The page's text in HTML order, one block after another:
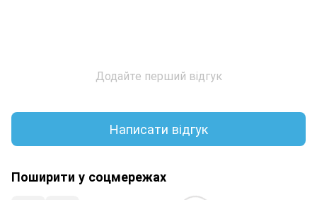
Додайте перший відгук
Написати відгук
Поширити у соцмережах